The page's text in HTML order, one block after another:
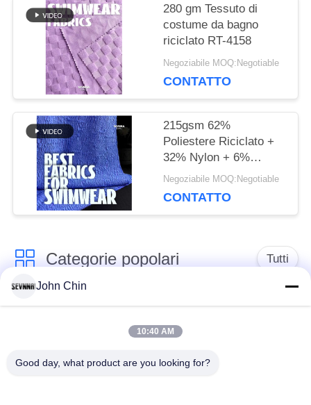
POLICY
280 gm Tessuto di
costume da bagno
riciclato RT-4158
Negoziabile MOQ:Negotiable
CONTATTO
215gsm 62%
Poliestere Riciclato +
32% Nylon + 6%
Spandex Tessuto
Riciclato RT-4646
Negoziabile MOQ:Negotiable
CONTATTO
Categorie popolari Tutti
Tessuto riciclato dello
Tessuto di nylon
riciclato
tessuto in poliestere
Tessuto riciclato di
John Chin
10:40 AM
Good day, what product are you looking for?